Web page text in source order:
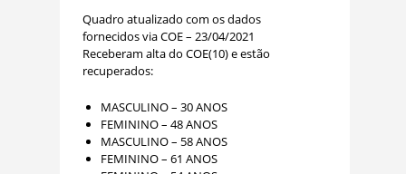
Quadro atualizado com os dados
fornecidos via COE – 23/04/2021
Receberam alta do COE(10) e estão
recuperados:
MASCULINO – 30 ANOS
FEMININO – 48 ANOS
MASCULINO – 58 ANOS
FEMININO – 61 ANOS